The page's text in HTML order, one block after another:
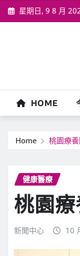
Skip
to
星期日, 9 8 月
HOME
Home 桃園療
健康醫療
桃園
新聞中心 10